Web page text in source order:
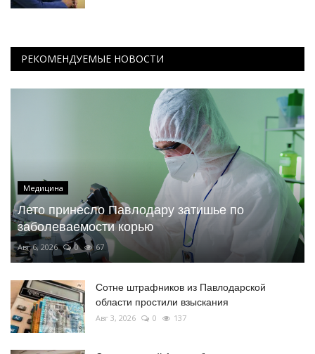
РЕКОМЕНДУЕМЫЕ НОВОСТИ
Медицина
Лето принесло Павлодару затишье по
заболеваемости корью
Авг 6, 2026 0 67
Сотне штрафников из Павлодарской
области простили взыскания
Авг 3, 2026 0 137